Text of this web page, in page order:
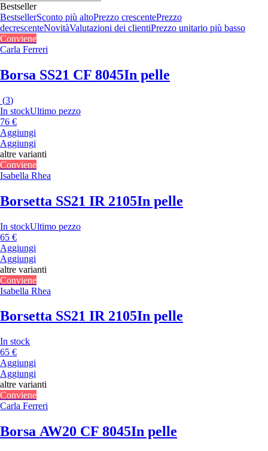
Bestseller
BestsellerSconto più altoPrezzo crescentePrezzo
decrescenteNovitàValutazioni dei clientiPrezzo unitario più basso
Conviene
Carla Ferreri
Borsa SS21 CF 8045In pelle
(3)
In stockUltimo pezzo
76 €
Aggiungi
Aggiungi
altre varianti
Conviene
Isabella Rhea
Borsetta SS21 IR 2105In pelle
In stockUltimo pezzo
65 €
Aggiungi
Aggiungi
altre varianti
Conviene
Isabella Rhea
Borsetta SS21 IR 2105In pelle
In stock
65 €
Aggiungi
Aggiungi
altre varianti
Conviene
Carla Ferreri
Borsa AW20 CF 8045In pelle